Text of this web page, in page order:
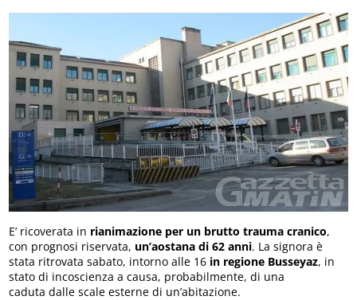
E’ ricoverata in rianimazione per un brutto trauma cranico,
con prognosi riservata, un’aostana di 62 anni. La signora è
stata ritrovata sabato, intorno alle 16 in regione Busseyaz, in
stato di incoscienza a causa, probabilmente, di una
caduta dalle scale esterne di un’abitazione.